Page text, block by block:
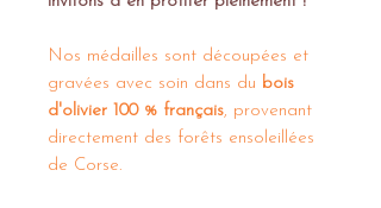
Nos médailles sont découpées et
gravées avec soin dans du bois
d'olivier 100 % français, provenant
directement des forêts ensoleillées
de Corse.